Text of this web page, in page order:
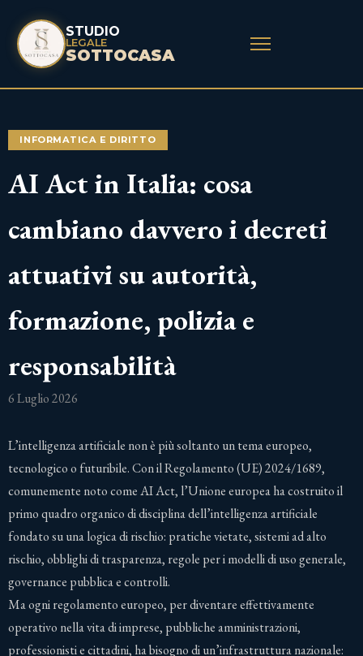
STUDIO
LEGALE
SOTTOCASA
INFORMATICA E DIRITTO
AI Act in Italia: cosa
cambiano davvero i decreti
attuativi su autorità,
formazione, polizia e
responsabilità
6 Luglio 2026
L’intelligenza artificiale non è più soltanto un tema europeo,
tecnologico o futuribile. Con il Regolamento (UE) 2024/1689,
comunemente noto come AI Act, l’Unione europea ha costruito il
primo quadro organico di disciplina dell’intelligenza artificiale
fondato su una logica di rischio: pratiche vietate, sistemi ad alto
rischio, obblighi di trasparenza, regole per i modelli di uso generale,
governance pubblica e controlli.
Ma ogni regolamento europeo, per diventare effettivamente
operativo nella vita di imprese, pubbliche amministrazioni,
professionisti e cittadini, ha bisogno di un’infrastruttura nazionale: